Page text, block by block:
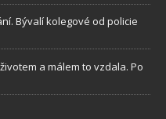
Bývalí kolegové od policie
a málem to vzdala. Po